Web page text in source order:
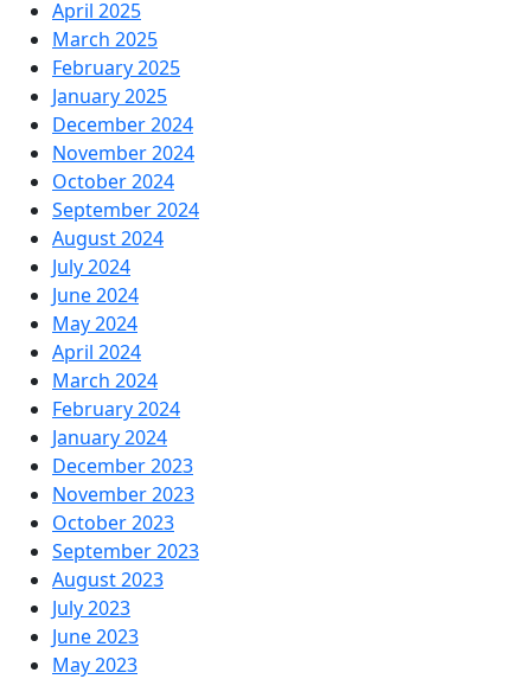
April 2025
March 2025
February 2025
January 2025
December 2024
November 2024
October 2024
September 2024
August 2024
July 2024
June 2024
May 2024
April 2024
March 2024
February 2024
January 2024
December 2023
November 2023
October 2023
September 2023
August 2023
July 2023
June 2023
May 2023